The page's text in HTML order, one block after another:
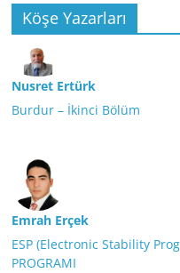
Köşe Yazarları
Nusret Ertürk
Burdur – İkinci Bölüm
Emrah Erçek
ESP (Electronic Stability
PROGRAMI